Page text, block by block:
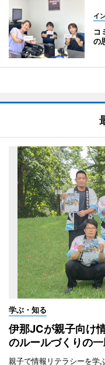
イ
コ
の
学ぶ・知る
伊那JCが親子向け
のルールづくりの
親子で情報リテラシーを学